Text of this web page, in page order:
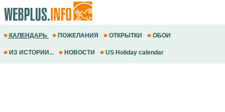
КАЛЕНДАРЬ ПОЖЕЛАНИЯ ОТКРЫТКИ ОБОИ
ИЗ ИСТОРИИ... НОВОСТИ US Holiday calendar